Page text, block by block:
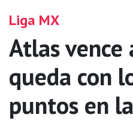
Liga MX
Atlas vence
queda con
puntos en